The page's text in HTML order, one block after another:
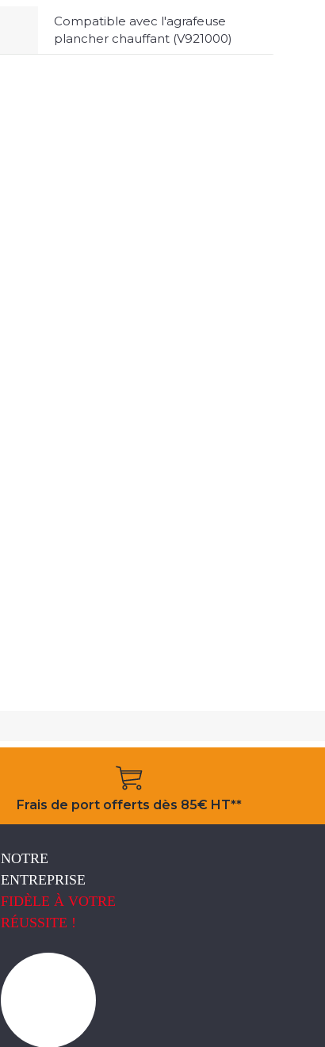
Compatible avec l'agrafeuse
plancher chauffant (V921000)
Frais de port offerts dès 85€ HT**
NOTRE
ENTREPRISE
FIDÈLE À VOTRE
RÉUSSITE !